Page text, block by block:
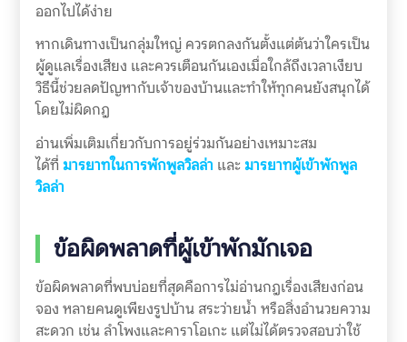
ออกไปได้ง่าย
หากเดินทางเป็นกลุ่มใหญ่ ควรตกลงกันตั้งแต่ต้นว่าใครเป็น
ผู้ดูแลเรื่องเสียง และควรเตือนกันเองเมื่อใกล้ถึงเวลาเงียบ
วิธีนี้ช่วยลดปัญหากับเจ้าของบ้านและทำให้ทุกคนยังสนุกได้
โดยไม่ผิดกฎ
อ่านเพิ่มเติมเกี่ยวกับการอยู่ร่วมกันอย่างเหมาะสม
ได้ที่ มารยาทในการพักพูลวิลล่า และมารยาทผู้เข้าพักพูล
วิลล่า
ข้อผิดพลาดที่ผู้เข้าพักมักเจอ
ข้อผิดพลาดที่พบบ่อยที่สุดคือการไม่อ่านกฎเรื่องเสียงก่อน
จอง หลายคนดูเพียงรูปบ้าน สระว่ายน้ำ หรือสิ่งอำนวยความ
สะดวก เช่น ลำโพงและคาราโอเกะ แต่ไม่ได้ตรวจสอบว่าใช้